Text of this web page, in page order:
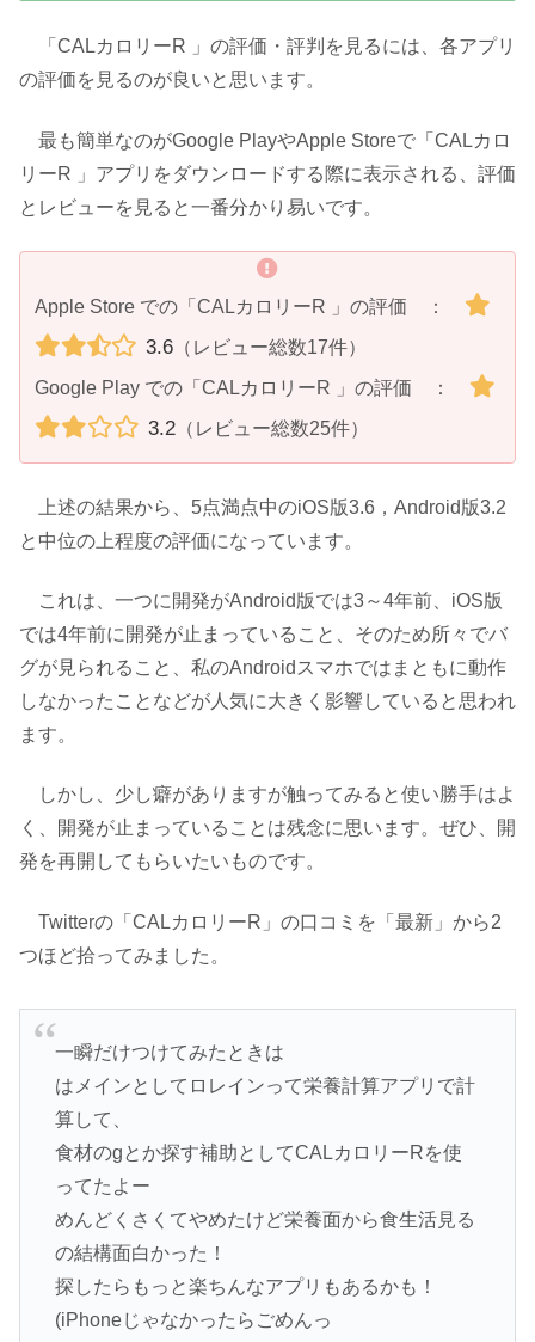
「CALカロリーR 」の評価・評判を見るには、各アプリ
の評価を見るのが良いと思います。
最も簡単なのがGoogle PlayやApple Storeで「CALカロ
リーR 」アプリをダウンロードする際に表示される、評価
とレビューを見ると一番分かり易いです。
Apple Store での「CALカロリーR 」の評価 ：
3.6（レビュー総数17件）
Google Play での「CALカロリーR 」の評価 ：
3.2（レビュー総数25件）
上述の結果から、5点満点中のiOS版3.6，Android版3.2
と中位の上程度の評価になっています。
これは、一つに開発がAndroid版では3～4年前、iOS版
では4年前に開発が止まっていること、そのため所々でバ
グが見られること、私のAndroidスマホではまともに動作
しなかったことなどが人気に大きく影響していると思われ
ます。
しかし、少し癖がありますが触ってみると使い勝手はよ
く、開発が止まっていることは残念に思います。ぜひ、開
発を再開してもらいたいものです。
Twitterの「CALカロリーR」の口コミを「最新」から2
つほど拾ってみました。
一瞬だけつけてみたときは
はメインとしてロレインって栄養計算アプリで計
算して、
食材のgとか探す補助としてCALカロリーRを使
ってたよー
めんどくさくてやめたけど栄養面から食生活見る
の結構面白かった！
探したらもっと楽ちんなアプリもあるかも！
(iPhoneじゃなかったらごめんっ